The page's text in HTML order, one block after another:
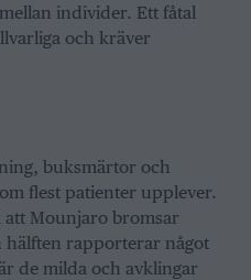
individer. Ett fåtal
och kräver
buksmärtor och
flest patienter upplever.
att Mounjaro bromsar
hälften rapporterar något
de milda och avklingar